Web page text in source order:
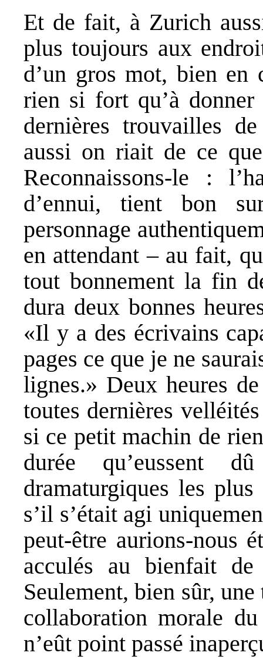
Et de fait, à Zurich
plus toujours aux
d’un gros mot, bien en
rien si fort qu’à
dernières trouvailles
aussi on riait de ce
Reconnaissons-le :
d’ennui, tient bon
personnage
en attendant – au fait,
tout bonnement la fin
dura deux bonnes
«Il y a des écrivains
pages ce que je ne
lignes.» Deux heures
toutes dernières
si ce petit machin de
durée qu’eussent
dramaturgiques les
s’il s’était agi
peut-être aurions-nous
acculés au bienfait
Seulement, bien sûr,
collaboration morale
n’eût point passé